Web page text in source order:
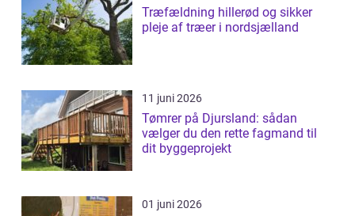
Træfældning hillerød og sikker
pleje af træer i nordsjælland
11 juni 2026
Tømrer på Djursland: sådan
vælger du den rette fagmand til
dit byggeprojekt
01 juni 2026